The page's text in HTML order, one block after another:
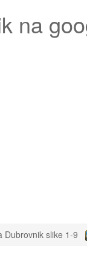
na
Dubrovnik slike 1-9